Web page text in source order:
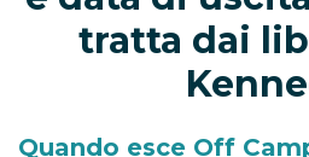
tratta dai
Quando esce Off